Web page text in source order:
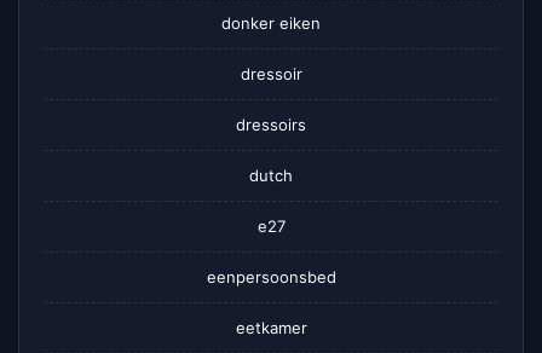
donker eiken
dressoir
dressoirs
dutch
e27
eenpersoonsbed
eetkamer